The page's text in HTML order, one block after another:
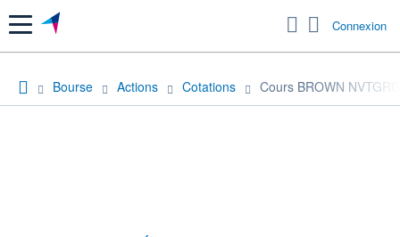
Menu Connexion
Bourse Actions Cotations Cours BROWN